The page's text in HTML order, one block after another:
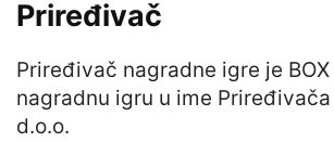
Priređivač
Priređivač nagradne igre je BOX
nagradnu igru u ime
d.o.o.